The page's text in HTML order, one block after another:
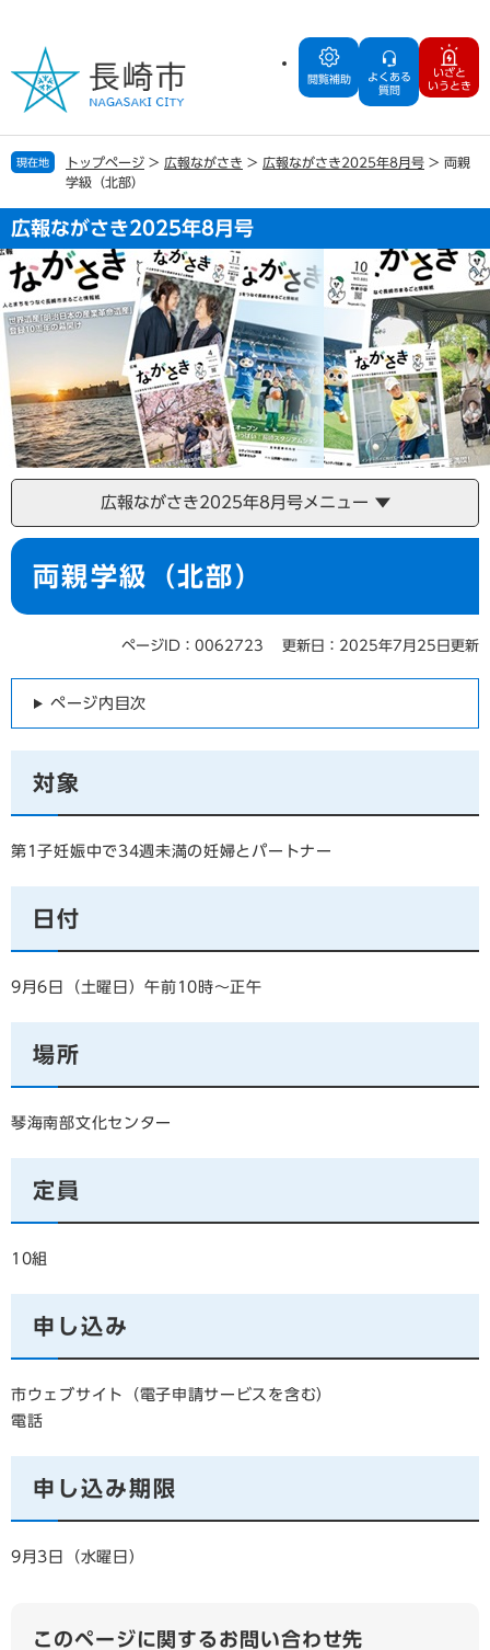
の
で
す
ー
ば
し
本
文
閲覧補助
よくある
質問
いざと
いうとき
現在地 トップページ > 広報ながさき > 広報ながさき2025年8月号 > 両親
学級（北部）
広報ながさき2025年8月号
広報ながさき2025年8月号メニュー
本
両親学級（北部）
ページID：0062723 更新日：2025年7月25日更新
ページ内目次
対象
第1子妊娠中で34週未満の妊婦とパートナー
日付
9月6日（土曜日）午前10時～正午
場所
琴海南部文化センター
定員
10組
申し込み
市ウェブサイト（電子申請サービスを含む）
電話
申し込み期限
9月3日（水曜日）
このページに関するお問い合わせ先